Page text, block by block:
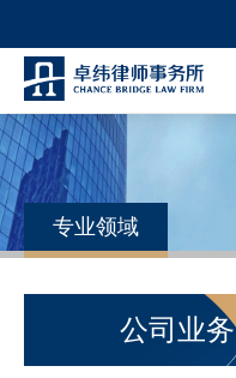
专业领域
公司业务